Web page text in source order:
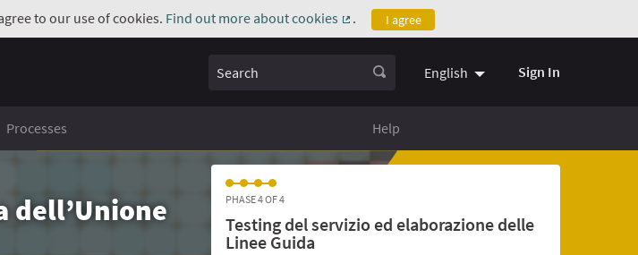
to our use of cookies. Find out more about cookies
(External link)
. I agree
Search English Sign In
Processes Help
dell’Unione
PHASE 4 OF 4
Testing del servizio ed elaborazione delle
Linee Guida